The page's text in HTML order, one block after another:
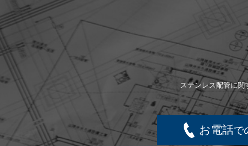
ステンレス配管に関
お電話で